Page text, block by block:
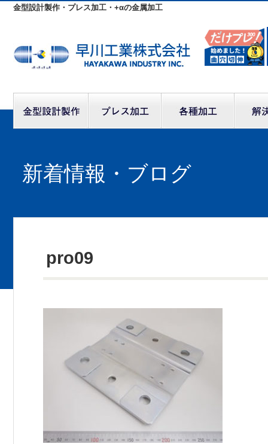
金型設計製作・プレス加工・+αの金属加工
新着情報・ブログ
pro09